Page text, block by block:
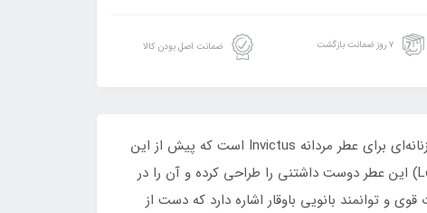
۷ روز ضمانت بازگشت ضمانت اصل بودن کالا
ادکلن 50 میل فراگرنس ورد اوفیلیا_افیلیا رایحه المپیا پاکو رابان است.ادوپرفیوم Olympea از برند محبوب پاکو رابان، جفت زنانه‌ای برای عطر مردانه Invictus است که پیش از این
در سال 2013 ارائه شده بود. دو عطرساز مطرح و باتجربه جهانی به نام‌های آنه فیلیپو (Anne Flipo) و لوسی دانگ (Loc Dong) این عطر دوست داشتنی را طراحی کرده و آن را در
و توانمند بانویی باوقار اشاره دارد که دست از